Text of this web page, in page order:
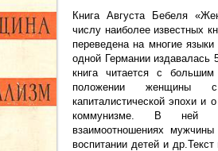
Книга Августа Бебеля
числу наиболее известных
переведена на многие
одной Германии издавалась
книга читается с
положении женщины
капиталистической эпохи
коммунизме. В ней
взаимоотношениях
воспитании детей и